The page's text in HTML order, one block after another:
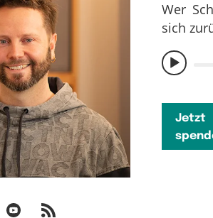
Wer
sich
Jetzt